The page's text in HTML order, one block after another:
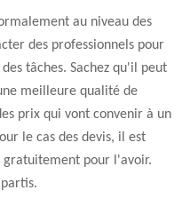
au niveau des
des professionnels pour
tâches. Sachez qu'il peut
meilleure qualité de
prix qui vont convenir à un
le cas des devis, il est
pour l'avoir.